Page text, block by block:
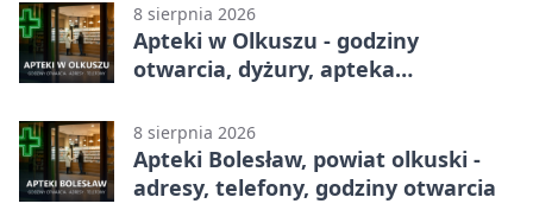
8 sierpnia 2026
Apteki w Olkuszu - godziny
otwarcia, dyżury, apteka
8 sierpnia 2026
Apteki Bolesław, powiat olkuski -
adresy, telefony, godziny otwarcia